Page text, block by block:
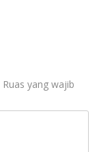
Ruas yang wajib